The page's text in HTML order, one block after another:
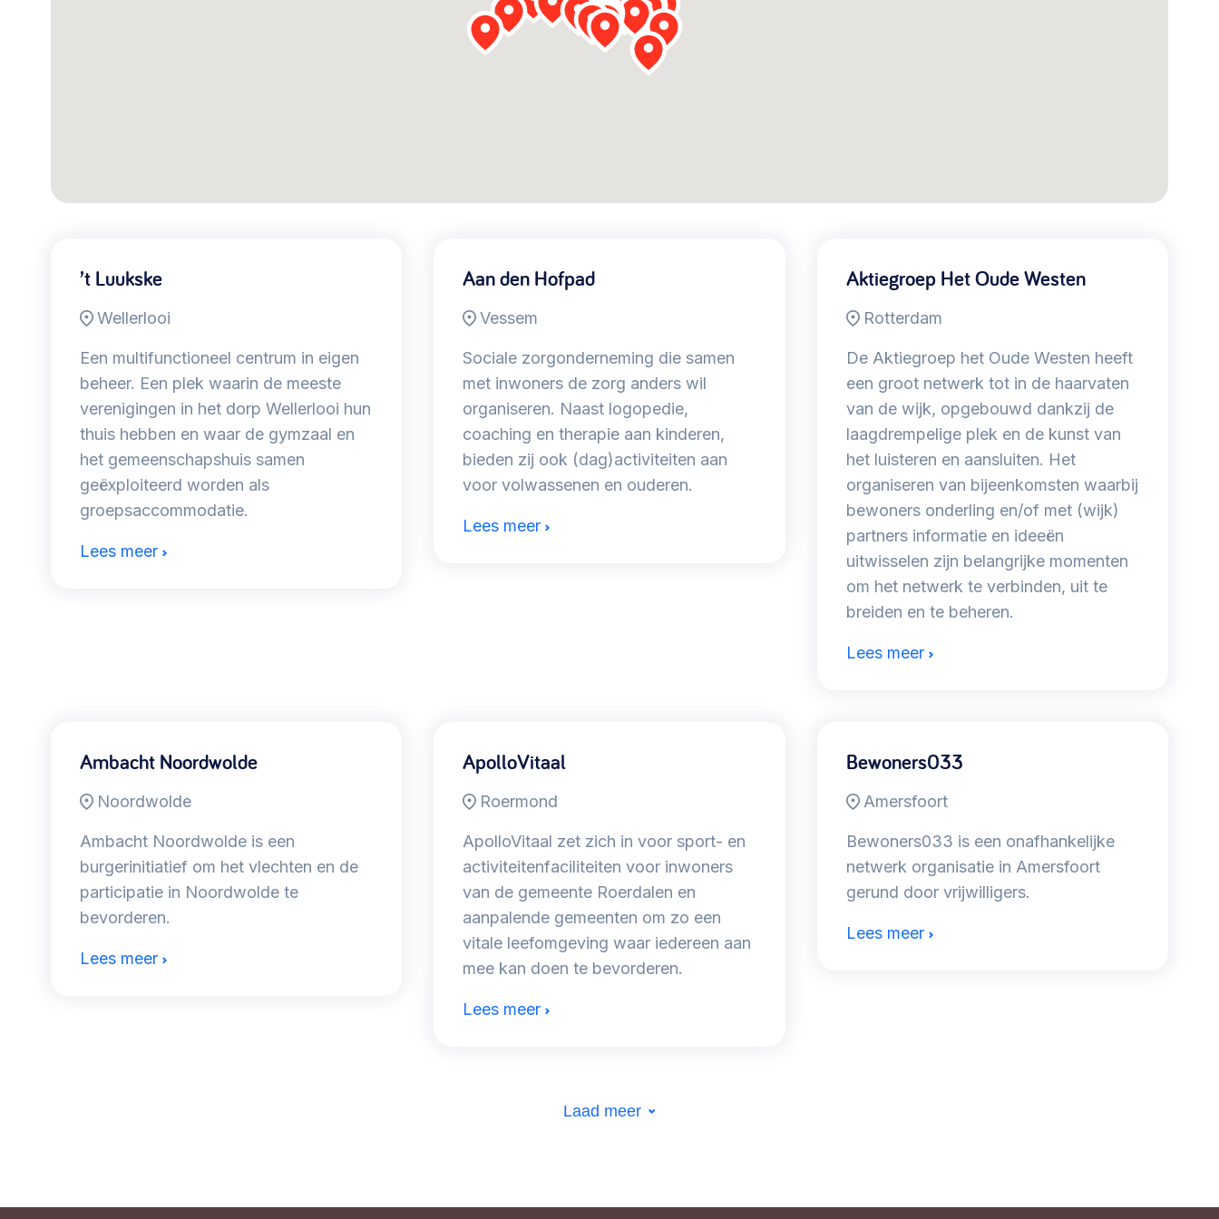
info@lsabewoners.nl
’t Luukske
Wellerlooi
Een multifunctioneel centrum in eigen
beheer. Een plek waarin de meeste
verenigingen in het dorp Wellerlooi hun
thuis hebben en waar de gymzaal en
het gemeenschapshuis samen
geëxploiteerd worden als
groepsaccommodatie.
Lees meer
Aan den Hofpad
Vessem
Sociale zorgonderneming die samen
met inwoners de zorg anders wil
organiseren. Naast logopedie,
coaching en therapie aan kinderen,
bieden zij ook (dag)activiteiten aan
voor volwassenen en ouderen.
Lees meer
Aktiegroep Het Oude Westen
Rotterdam
De Aktiegroep het Oude Westen heeft
een groot netwerk tot in de haarvaten
van de wijk, opgebouwd dankzij de
laagdrempelige plek en de kunst van
het luisteren en aansluiten. Het
organiseren van bijeenkomsten waarbij
bewoners onderling en/of met (wijk)
partners informatie en ideeën
uitwisselen zijn belangrijke momenten
om het netwerk te verbinden, uit te
breiden en te beheren.
Lees meer
Ambacht Noordwolde
Noordwolde
Ambacht Noordwolde is een
burgerinitiatief om het vlechten en de
participatie in Noordwolde te
bevorderen.
Lees meer
ApolloVitaal
Roermond
ApolloVitaal zet zich in voor sport- en
activiteitenfaciliteiten voor inwoners
van de gemeente Roerdalen en
aanpalende gemeenten om zo een
vitale leefomgeving waar iedereen aan
mee kan doen te bevorderen.
Lees meer
Bewoners033
Amersfoort
Bewoners033 is een onafhankelijke
netwerk organisatie in Amersfoort
gerund door vrijwilligers.
Lees meer
Laad meer